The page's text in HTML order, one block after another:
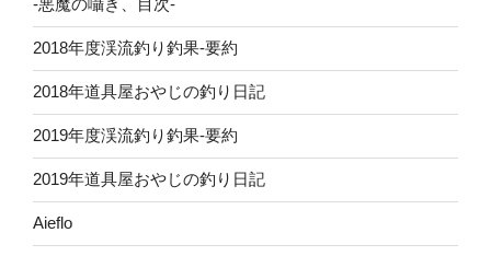
-悪魔の囁き、目次-
2018年度渓流釣り釣果-要約
2018年道具屋おやじの釣り日記
2019年度渓流釣り釣果-要約
2019年道具屋おやじの釣り日記
Aieflo